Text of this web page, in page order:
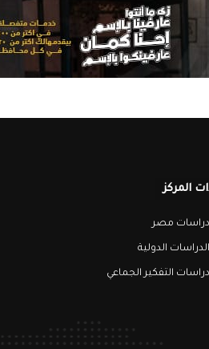
المركز
مصر
الدولية
التفكير الجماعي